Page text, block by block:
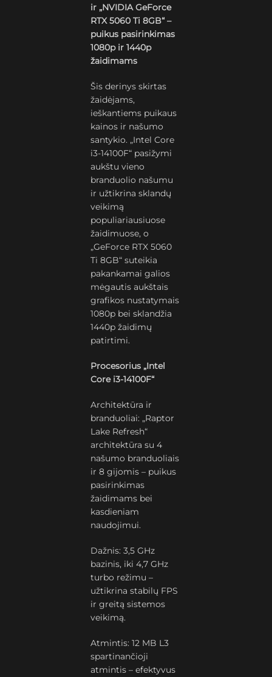
ir „NVIDIA GeForce
RTX 5060 Ti 8GB“ –
puikus pasirinkimas
1080p ir 1440p
žaidimams
Šis derinys skirtas
žaidėjams,
ieškantiems puikaus
kainos ir našumo
santykio. „Intel Core
i3-14100F“ pasižymi
aukštu vieno
branduolio našumu
ir užtikrina sklandų
veikimą
populiariausiuose
žaidimuose, o
„GeForce RTX 5060
Ti 8GB“ suteikia
pakankamai galios
mėgautis aukštais
grafikos nustatymais
1080p bei sklandžia
1440p žaidimų
patirtimi.
Procesorius „Intel
Core i3-14100F“
Architektūra ir
branduoliai: „Raptor
Lake Refresh“
architektūra su 4
našumo branduoliais
ir 8 gijomis – puikus
pasirinkimas
žaidimams bei
kasdieniam
naudojimui.
Dažnis: 3,5 GHz
bazinis, iki 4,7 GHz
turbo režimu –
užtikrina stabilų FPS
ir greitą sistemos
veikimą.
Atmintis: 12 MB L3
spartinančioji
atmintis – efektyvus